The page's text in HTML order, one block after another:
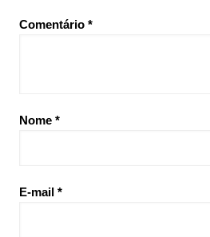
Comentário *
Nome *
E-mail *